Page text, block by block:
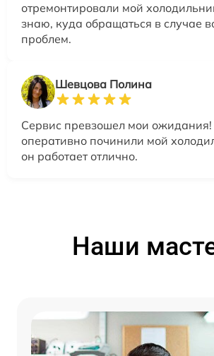
отремонтировали мой
знаю, куда обращаться в случае
проблем.
Шевцова Полина
Сервис превзошел мои
оперативно починили мой
он работает отлично.
Наши